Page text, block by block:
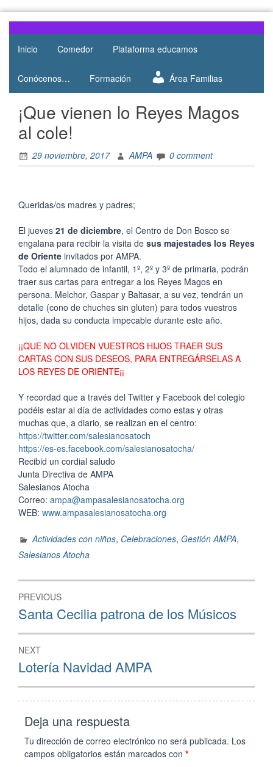
contentAMPA
Salesianos
Atocha
AMPA del
Colegio
de Atocha
Inicio Comedor Plataforma educamos
Conócenos… Formación Área Familias
¡Que vienen lo Reyes Magos
al cole!
29 noviembre, 2017 AMPA 0 comment
Queridas/os madres y padres;
El jueves 21 de diciembre, el Centro de Don Bosco se
engalana para recibir la visita de sus majestades los Reyes
de Oriente invitados por AMPA.
Todo el alumnado de infantil, 1º, 2º y 3º de primaria, podrán
traer sus cartas para entregar a los Reyes Magos en
persona. Melchor, Gaspar y Baltasar, a su vez, tendrán un
detalle (cono de chuches sin gluten) para todos vuestros
hijos, dada su conducta impecable durante este año.
¡¡QUE NO OLVIDEN VUESTROS HIJOS TRAER SUS
CARTAS CON SUS DESEOS, PARA ENTREGÁRSELAS A
LOS REYES DE ORIENTE¡¡
Y recordad que a través del Twitter y Facebook del colegio
podéis estar al día de actividades como estas y otras
muchas que, a diario, se realizan en el centro:
https://twitter.com/salesianosatoch
https://es-es.facebook.com/salesianosatocha/
Recibid un cordial saludo
Junta Directiva de AMPA
Salesianos Atocha
Correo: ampa@ampasalesianosatocha.org
WEB: www.ampasalesianosatocha.org
Actividades con niños, Celebraciones, Gestión AMPA,
Salesianos Atocha
Navegación
de
entradas
PREVIOUS
Previous
post:
Santa Cecilia patrona de los Músicos
NEXT
Next
post:
Lotería Navidad AMPA
Deja una respuesta
Tu dirección de correo electrónico no será publicada. Los
campos obligatorios están marcados con *